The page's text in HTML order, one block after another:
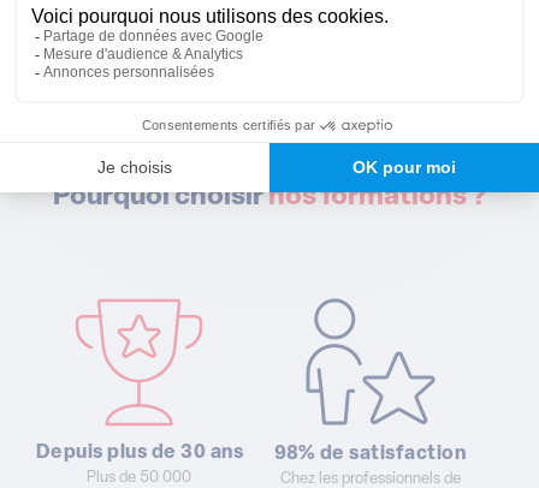
Testez votre éligibilité
Pourquoi choisirnos formations ?
Depuis plus de 30 ans
Plus de 50 000
98% de satisfaction
Chez les professionnels de